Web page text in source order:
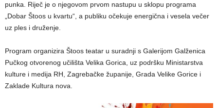
punka. Riječ je o njegovom prvom nastupu u sklopu programa
„Dobar Štoos u kvartu“, a publiku očekuje energična i vesela večer
uz ples i druženje.
Program organizira Štoos teatar u suradnji s Galerijom Galženica
Pučkog otvorenog učilišta Velika Gorica, uz podršku Ministarstva
kulture i medija RH, Zagrebačke županije, Grada Velike Gorice i
Zaklade Kultura nova.